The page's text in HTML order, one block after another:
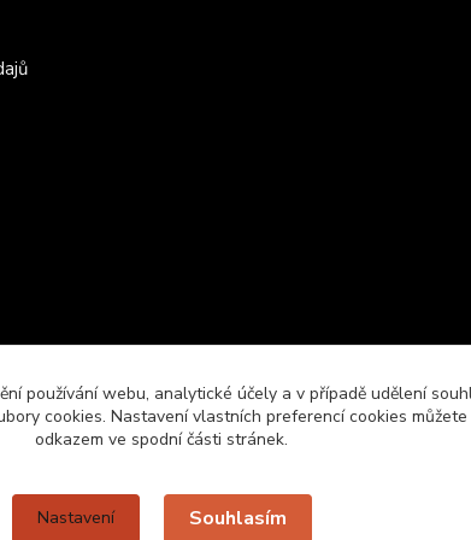
Upravit sběr cookies.
používání webu, analytické účely a v případě udělení
cookies. Nastavení vlastních preferencí cookies
odkazem ve spodní části stránek.
Nastavení Souhlasím